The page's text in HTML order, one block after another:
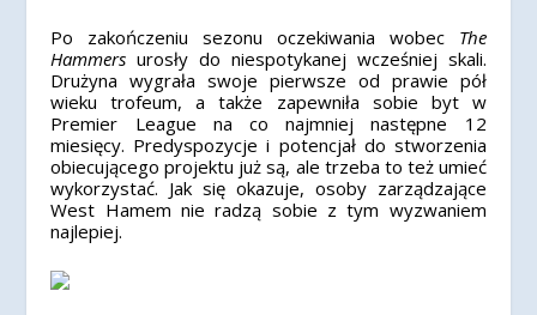
Po zakończeniu sezonu oczekiwania wobec The
Hammers urosły do niespotykanej wcześniej skali.
Drużyna wygrała swoje pierwsze od prawie pół
wieku trofeum, a także zapewniła sobie byt w
Premier League na co najmniej następne 12
miesięcy. Predyspozycje i potencjał do stworzenia
obiecującego projektu już są, ale trzeba to też umieć
wykorzystać. Jak się okazuje, osoby zarządzające
West Hamem nie radzą sobie z tym wyzwaniem
najlepiej.